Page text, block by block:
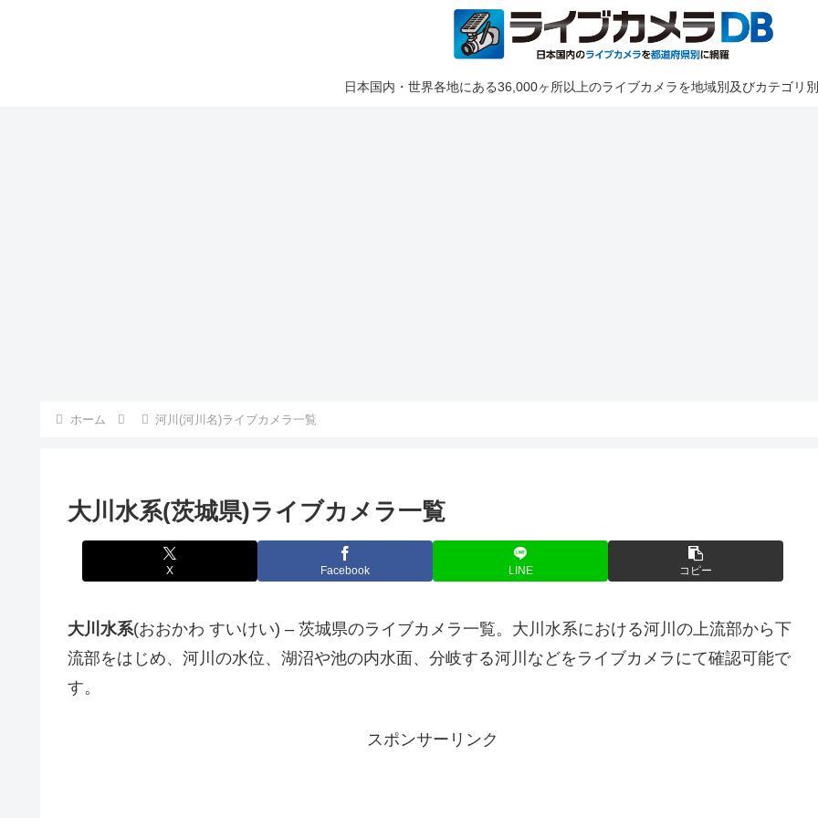
日本国内・世界各地にある36,000ヶ所以上のライブカメラを地域別及びカテゴリ別
ホーム 河川(河川名)ライブカメラ一覧
大川水系(茨城県)ライブカメラ一覧
X Facebook LINE コピー
大川水系(おおかわ すいけい) – 茨城県のライブカメラ一覧。大川水系における河川の上流部から下
流部をはじめ、河川の水位、湖沼や池の内水面、分岐する河川などをライブカメラにて確認可能で
す。
スポンサーリンク